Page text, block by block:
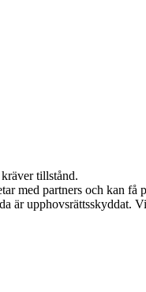
tillstånd.
med partners och kan få
är upphovsrättsskyddat.